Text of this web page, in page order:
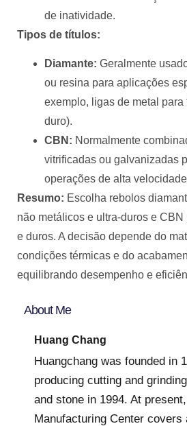
de inatividade.
Tipos de títulos:
Diamante: Geralmente
ou resina para aplicações
exemplo, ligas de metal para
duro).
CBN: Normalmente
vitrificadas ou galvanizadas
operações de alta
Resumo: Escolha rebolos
não metálicos e ultra-duros e
e duros. A decisão depende do
condições térmicas e do
equilibrando desempenho e
About Me
Huang Chang
Huangchang was founded in
producing cutting and
and stone in 1994. At
Manufacturing Center